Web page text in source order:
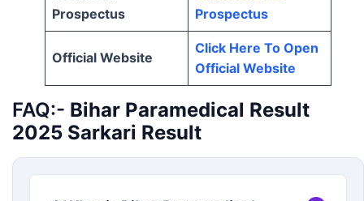
Prospectus
Prospectus
Official Website
Click Here To Open
Official Website
FAQ:- Bihar Paramedical Result
2025 Sarkari Result